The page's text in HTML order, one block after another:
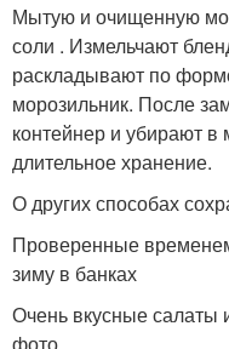
Мытую и очищенную
соли . Измельчают
раскладывают по
морозильник. После
контейнер и убирают
длительное хранение.
О других способах
Проверенные
зиму в банках
Очень вкусные салаты
фото